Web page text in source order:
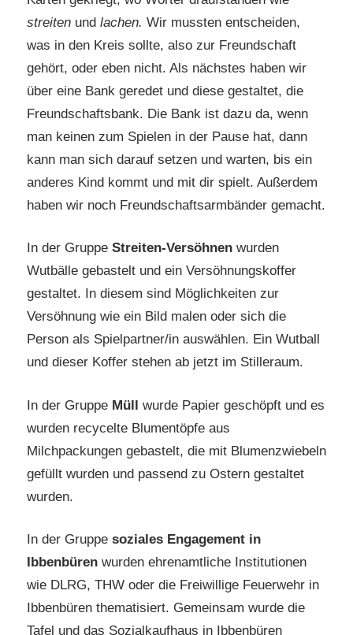
streiten und lachen. Wir mussten entscheiden,
was in den Kreis sollte, also zur Freundschaft
gehört, oder eben nicht. Als nächstes haben wir
über eine Bank geredet und diese gestaltet, die
Freundschaftsbank. Die Bank ist dazu da, wenn
man keinen zum Spielen in der Pause hat, dann
kann man sich darauf setzen und warten, bis ein
anderes Kind kommt und mit dir spielt. Außerdem
haben wir noch Freundschaftsarmbänder gemacht.
In der Gruppe Streiten-Versöhnen wurden
Wutbälle gebastelt und ein Versöhnungskoffer
gestaltet. In diesem sind Möglichkeiten zur
Versöhnung wie ein Bild malen oder sich die
Person als Spielpartner/in auswählen. Ein Wutball
und dieser Koffer stehen ab jetzt im Stilleraum.
In der Gruppe Müll wurde Papier geschöpft und es
wurden recycelte Blumentöpfe aus
Milchpackungen gebastelt, die mit Blumenzwiebeln
gefüllt wurden und passend zu Ostern gestaltet
wurden.
In der Gruppe soziales Engagement in
Ibbenbüren wurden ehrenamtliche Institutionen
wie DLRG, THW oder die Freiwillige Feuerwehr in
Ibbenbüren thematisiert. Gemeinsam wurde die
Tafel und das Sozialkaufhaus in Ibbenbüren